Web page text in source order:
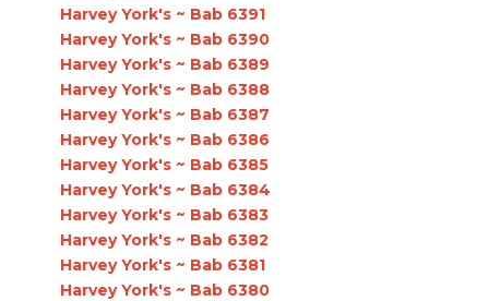
Harvey York's ~ Bab 6391
Harvey York's ~ Bab 6390
Harvey York's ~ Bab 6389
Harvey York's ~ Bab 6388
Harvey York's ~ Bab 6387
Harvey York's ~ Bab 6386
Harvey York's ~ Bab 6385
Harvey York's ~ Bab 6384
Harvey York's ~ Bab 6383
Harvey York's ~ Bab 6382
Harvey York's ~ Bab 6381
Harvey York's ~ Bab 6380